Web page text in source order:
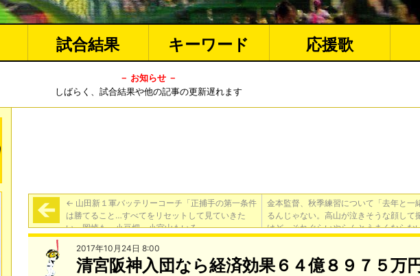
試合結果 キーワード 応援歌
－ お知らせ －
しばらく、試合結果や他の記事の更新遅れます
← 山田新１軍バッテリーコーチ「正捕手の第一条件
は勝てること…すべてをリセットして見ていきた
い。岡崎も、小豆畑、小宮山もいる」
金本監督、秋季練習について「去年と一
るんじゃない。高山が泣きそうな顔して
けど。それぐらいやらんとうまくならな
2017年10月24日 8:00
清宮阪神入団なら経済効果６４億８９７５万円